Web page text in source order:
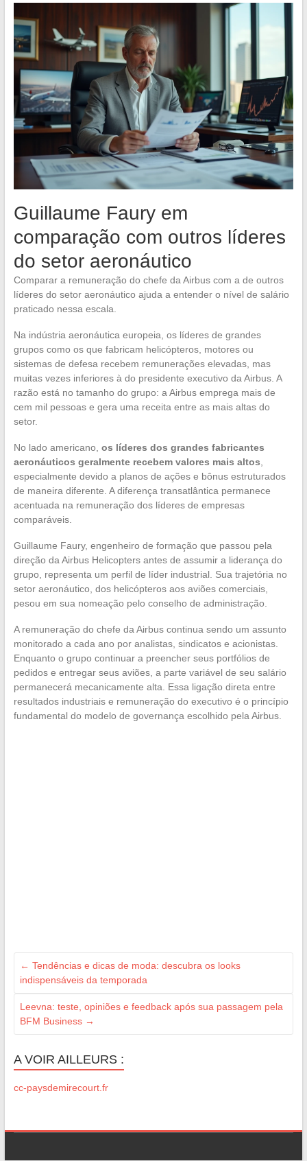
Guillaume Faury em
comparação com outros líderes
do setor aeronáutico
Comparar a remuneração do chefe da Airbus com a de outros
líderes do setor aeronáutico ajuda a entender o nível de salário
praticado nessa escala.
Na indústria aeronáutica europeia, os líderes de grandes
grupos como os que fabricam helicópteros, motores ou
sistemas de defesa recebem remunerações elevadas, mas
muitas vezes inferiores à do presidente executivo da Airbus. A
razão está no tamanho do grupo: a Airbus emprega mais de
cem mil pessoas e gera uma receita entre as mais altas do
setor.
No lado americano, os líderes dos grandes fabricantes
aeronáuticos geralmente recebem valores mais altos,
especialmente devido a planos de ações e bônus estruturados
de maneira diferente. A diferença transatlântica permanece
acentuada na remuneração dos líderes de empresas
comparáveis.
Guillaume Faury, engenheiro de formação que passou pela
direção da Airbus Helicopters antes de assumir a liderança do
grupo, representa um perfil de líder industrial. Sua trajetória no
setor aeronáutico, dos helicópteros aos aviões comerciais,
pesou em sua nomeação pelo conselho de administração.
A remuneração do chefe da Airbus continua sendo um assunto
monitorado a cada ano por analistas, sindicatos e acionistas.
Enquanto o grupo continuar a preencher seus portfólios de
pedidos e entregar seus aviões, a parte variável de seu salário
permanecerá mecanicamente alta. Essa ligação direta entre
resultados industriais e remuneração do executivo é o princípio
fundamental do modelo de governança escolhido pela Airbus.
← Tendências e dicas de moda: descubra os looks
indispensáveis da temporada
Leevna: teste, opiniões e feedback após sua passagem pela
BFM Business →
A VOIR AILLEURS :
cc-paysdemirecourt.fr